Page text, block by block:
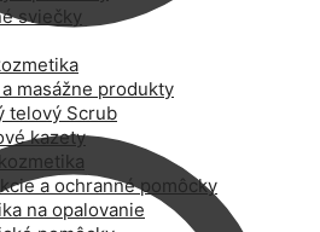
sviečky
masážne produkty
telový Scrub
kazety
a ochranné pomôcky
na opalovanie